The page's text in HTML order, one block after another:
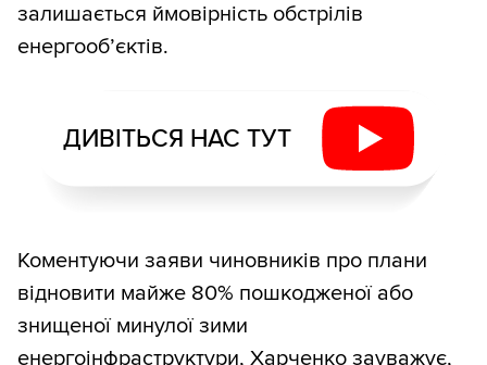
залишається ймовірність обстрілів
енергооб’єктів.
ДИВІТЬСЯ НАС ТУТ
Коментуючи заяви чиновників про плани
відновити майже 80% пошкодженої або
знищеної минулої зими
енергоінфраструктури, Харченко зауважує,